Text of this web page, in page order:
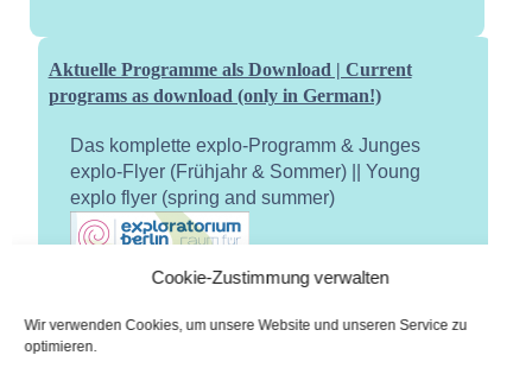
Cookie-Zustimmung verwalten
Wir verwenden Cookies, um unsere Website und unseren Service zu
optimieren.
Aktuelle Programme als Download | Current
programs as download (only in German!)
Das komplette explo-Programm & Junges
explo-Flyer (Frühjahr & Sommer) || Young
explo flyer (spring and summer)